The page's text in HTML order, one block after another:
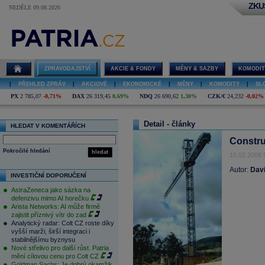
NEDĚLE 09.08.2026
ZPRAVODAJSTVÍ AKCIE & FONDY MĚNY & SAZBY
PŘEHLED ZPRÁV AKCIOVÉ EKONOMICKÉ MĚNY KOMODITY
PX 2 785,07 -0,71% DAX 26 319,45 0,69% NDQ 26 690,62 1,30% CZK/€ 24,232 -0,02%
HLEDAT V KOMENTÁŘÍCH
hledat
Pokročilé hledání
INVESTIČNÍ DOPORUČENÍ
AstraZeneca jako sázka na
defenzivu mimo AI horečku
Arista Networks: AI může firmě
zajistit příznivý vítr do zad
Analytický radar: Colt CZ roste díky
vyšší marži, širší integraci i
stabilnějšímu byznysu
Nové střelivo pro další růst. Patria
mění cílovou cenu pro Colt CZ
Detail - články
15.02.2008
Autor: